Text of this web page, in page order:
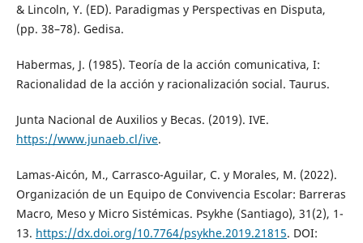
& Lincoln, Y. (ED). Paradigmas y Perspectivas en Disputa,
(pp. 38–78). Gedisa.
Habermas, J. (1985). Teoría de la acción comunicativa, I:
Racionalidad de la acción y racionalización social. Taurus.
Junta Nacional de Auxilios y Becas. (2019). IVE.
https://www.junaeb.cl/ive.
Lamas-Aicón, M., Carrasco-Aguilar, C. y Morales, M. (2022).
Organización de un Equipo de Convivencia Escolar: Barreras
Macro, Meso y Micro Sistémicas. Psykhe (Santiago), 31(2), 1-
13. https://dx.doi.org/10.7764/psykhe.2019.21815. DOI: